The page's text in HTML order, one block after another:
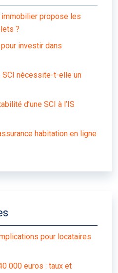
propose les
?
investir dans
SCI nécessite-t-elle un
d’une SCI à l’IS
habitation en ligne
pour locataires
000 euros : taux et